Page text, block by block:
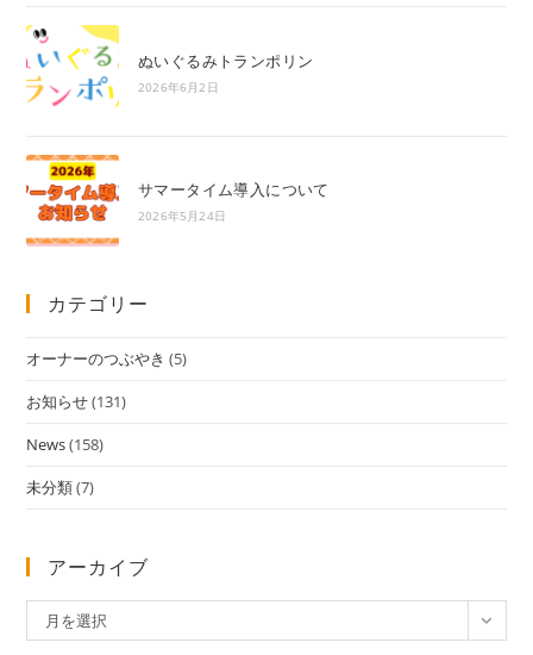
ぬいぐるみトランポリン
2026年6月2日
サマータイム導入について
2026年5月24日
カテゴリー
オーナーのつぶやき (5)
お知らせ(131)
News(158)
未分類(7)
アーカイブ
ー
月を選択